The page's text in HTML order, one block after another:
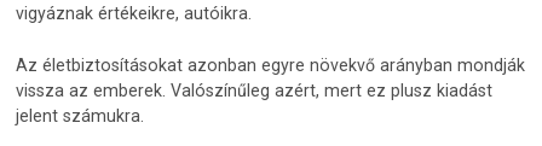
vigyáznak értékeikre, autóikra.
Az életbiztosításokat azonban egyre növekvő arányban mondják
vissza az emberek. Valószínűleg azért, mert ez plusz kiadást
jelent számukra.